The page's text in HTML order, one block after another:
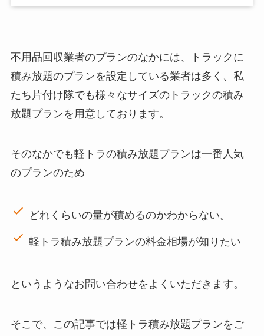
不用品回収業者のプランのなかには、トラックに
積み放題のプランを設定している業者は多く、私
たち片付け隊でも様々なサイズのトラックの積み
放題プランを用意しております。
そのなかでも軽トラの積み放題プランは一番人気
のプランのため
どれくらいの量が積めるのかわからない。
軽トラ積み放題プランの料金相場が知りたい
というようなお問い合わせをよくいただきます。
そこで、この記事では軽トラ積み放題プランをご